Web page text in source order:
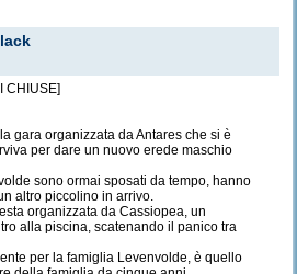
CHIUSE]
gara organizzata da Antares che si è
per dare un nuovo erede maschio
sono ormai sposati da tempo, hanno
altro piccolino in arrivo.
organizzata da Cassiopea, un
alla piscina, scatenando il panico tra
per la famiglia Levenvolde, è quello